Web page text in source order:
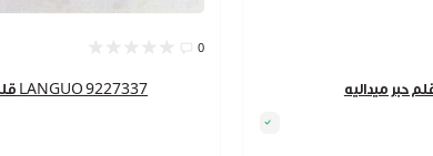
0
قلم حبر كبسه LANGUO 9227337